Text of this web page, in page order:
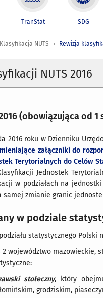
TranStat SDG
Klasyfikacja NUTS Rewizja
NUTS 2016
(obowiązująca od
2016 roku w Dzienniku
załączniki do
Terytorialnych do Celów
Jednostek
w podziałach na
samej zmianie granic
w podziale
statystycznego Polski
2 województwo
stołeczny, który
grodziskim,